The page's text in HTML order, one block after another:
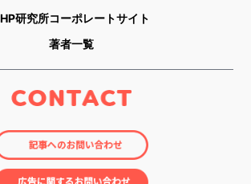
研究所コーポレートサイト
著者一覧